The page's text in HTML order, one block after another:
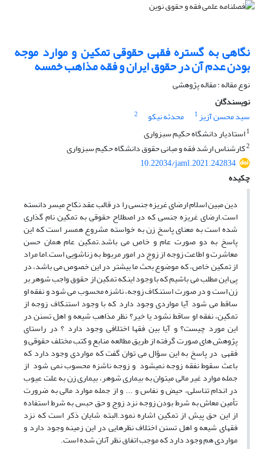
نگاهی به گستره فقهی حقوقی تمکین و موارد موجه
بودن عدم آن در حقوق ایران و فقه مذاهب خمسه
نوع مقاله : مقاله پژوهشی
نویسندگان
سید محسن آزیز1 محدثه نیکو
2
1استادیار دانشگاه حکیم سبزواری
2کارشناس ارشد فقه و مبانی حقوق دانشگاه حکیم سبزواری
10.22034/jaml.2021.242834
چکیده
دین مبین اسلام ارضای غریزه جنسی را در قالب عقد نکاح میسر دانسته
است.ارضای غریزه جنسی که در اصطلاح حقوقی به تمکین نام گذاری
شده است به معنای پاسخ زن به خواسته مشروع همسر است که این
پاسخ به دو صورت عام و خاص می باشد.تمکین عام همان حسن
معاشرت و اطاعت زوجه از زوج در امور مربوط به زناشویی است.اما مراد
از تمکین خاص، که موضوع بحث ما بیشتر در این خصوص می باشد، در
پی این مطلب می باشیم که با وجود اینکه تمکین از حقوق واجب شوهر بر
زن است و در صورت استنکاف زوجه، ناشزه محسوب می شود و نفقه او
ساقط می شود آیا مواردی وجود دارد که با وجود استنکاف زوجه از
تمکین، نفقه او ساقط نشود یا خیر؟ نظر مذاهب شیعه و اهل تسنن در
این مورد چیست؟ و آیا بین فقها اختلافی وجود دارد ؟ در راستای
پژوهش های صورت گرفته از طریق مطالعه منابع و کتب مختلف حقوقی و
فقهی در پاسخ به این سؤال می توان گفت که مواردی وجود دارد که
باعث سقوط نفقه زوجه نمیشود و زوجه ناشزه محسوب نمی شود از
جمله موارد غیر مالی میتوان به بیماری شوهر، بیماری زن به علت عیوب
در اندام تناسلی، حیض و نفاس و ... و از جمله موارد مالی به ضرورت
تأمین معاش به شرط بودن زوجه نزد زوج و حق حبس به شرط استفاده
از این حق پیش از تمکین اشاره نمود.البته شایان ذکر است که نزد
فقهای شیعه و اهل تسنن اختلاف نظرهایی در این زمینه وجود دارد و
مواردی هم وجود دارد که موجب اتفاق نظر آنان شده است.